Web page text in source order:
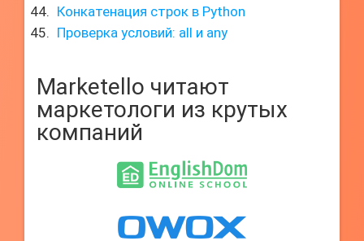
Конкатенация строк в Python
Проверка условий: all и any
Marketello читают
маркетологи из крутых
компаний